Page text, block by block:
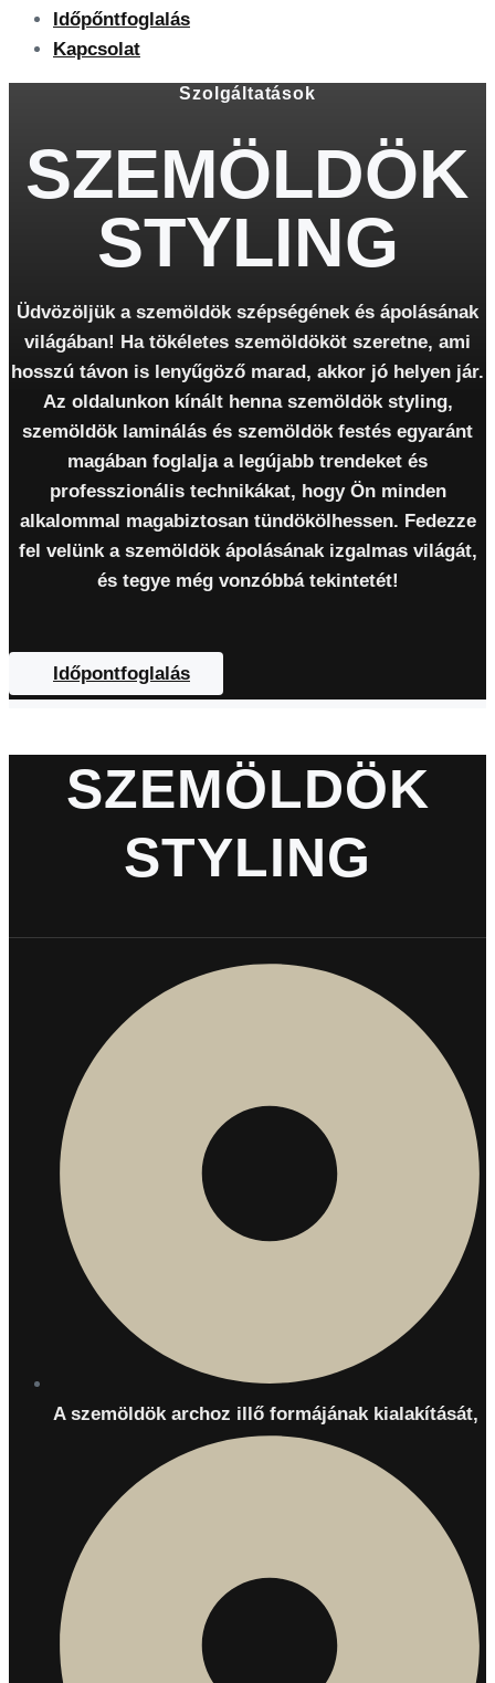
Időpőntfoglalás
Kapcsolat
Szolgáltatások
SZEMÖLDÖK
STYLING
Üdvözöljük a szemöldök szépségének és ápolásának
világában! Ha tökéletes szemöldököt szeretne, ami
hosszú távon is lenyűgöző marad, akkor jó helyen jár.
Az oldalunkon kínált henna szemöldök styling,
szemöldök laminálás és szemöldök festés egyaránt
magában foglalja a legújabb trendeket és
professzionális technikákat, hogy Ön minden
alkalommal magabiztosan tündökölhessen. Fedezze
fel velünk a szemöldök ápolásának izgalmas világát,
és tegye még vonzóbbá tekintetét!
Időpontfoglalás
SZEMÖLDÖK
STYLING
A szemöldök archoz illő formájának kialakítását,